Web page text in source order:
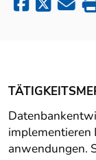
implementieren
anwendungen.